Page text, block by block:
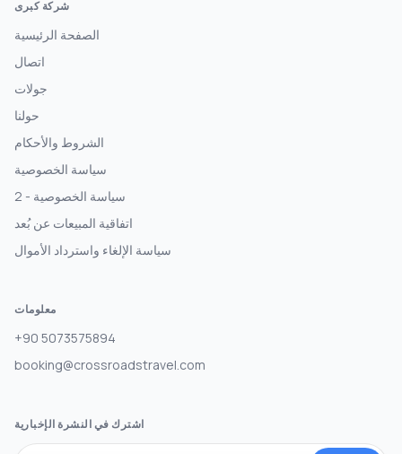
شركة كبرى
الصفحة الرئيسية
اتصال
جولات
حولنا
الشروط والأحكام
سياسة الخصوصية
سياسة الخصوصية - 2
اتفاقية المبيعات عن بُعد
سياسة الإلغاء واسترداد الأموال
معلومات
+90 5073575894
booking@crossroadstravel.com
اشترك في النشرة الإخبارية